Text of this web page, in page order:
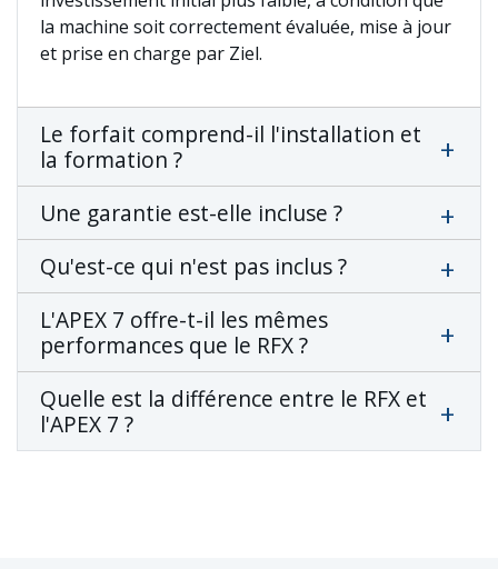
la machine soit correctement évaluée, mise à jour
et prise en charge par Ziel.
Le forfait comprend-il l'installation et
la formation ?
Une garantie est-elle incluse ?
Qu'est-ce qui n'est pas inclus ?
L'APEX 7 offre-t-il les mêmes
performances que le RFX ?
Quelle est la différence entre le RFX et
l'APEX 7 ?